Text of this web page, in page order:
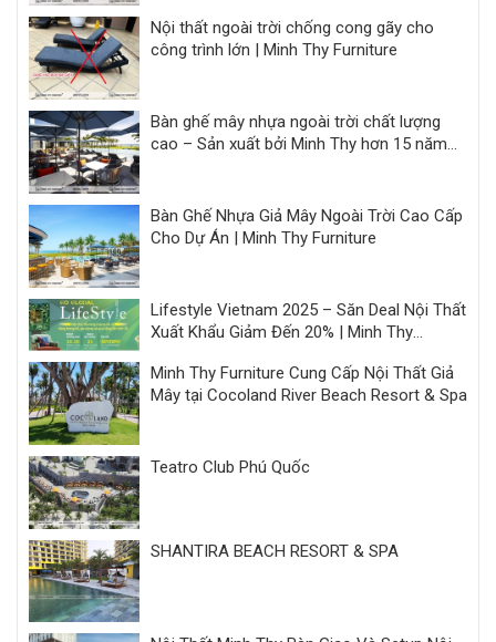
Nội thất ngoài trời chống cong gãy cho
công trình lớn | Minh Thy Furniture
Bàn ghế mây nhựa ngoài trời chất lượng
cao – Sản xuất bởi Minh Thy hơn 15 năm
Bàn Ghế Nhựa Giả Mây Ngoài Trời Cao Cấp
Cho Dự Án | Minh Thy Furniture
Lifestyle Vietnam 2025 – Săn Deal Nội Thất
Xuất Khẩu Giảm Đến 20% | Minh Thy
Minh Thy Furniture Cung Cấp Nội Thất Giả
Mây tại Cocoland River Beach Resort & Spa
Teatro Club Phú Quốc
SHANTIRA BEACH RESORT & SPA